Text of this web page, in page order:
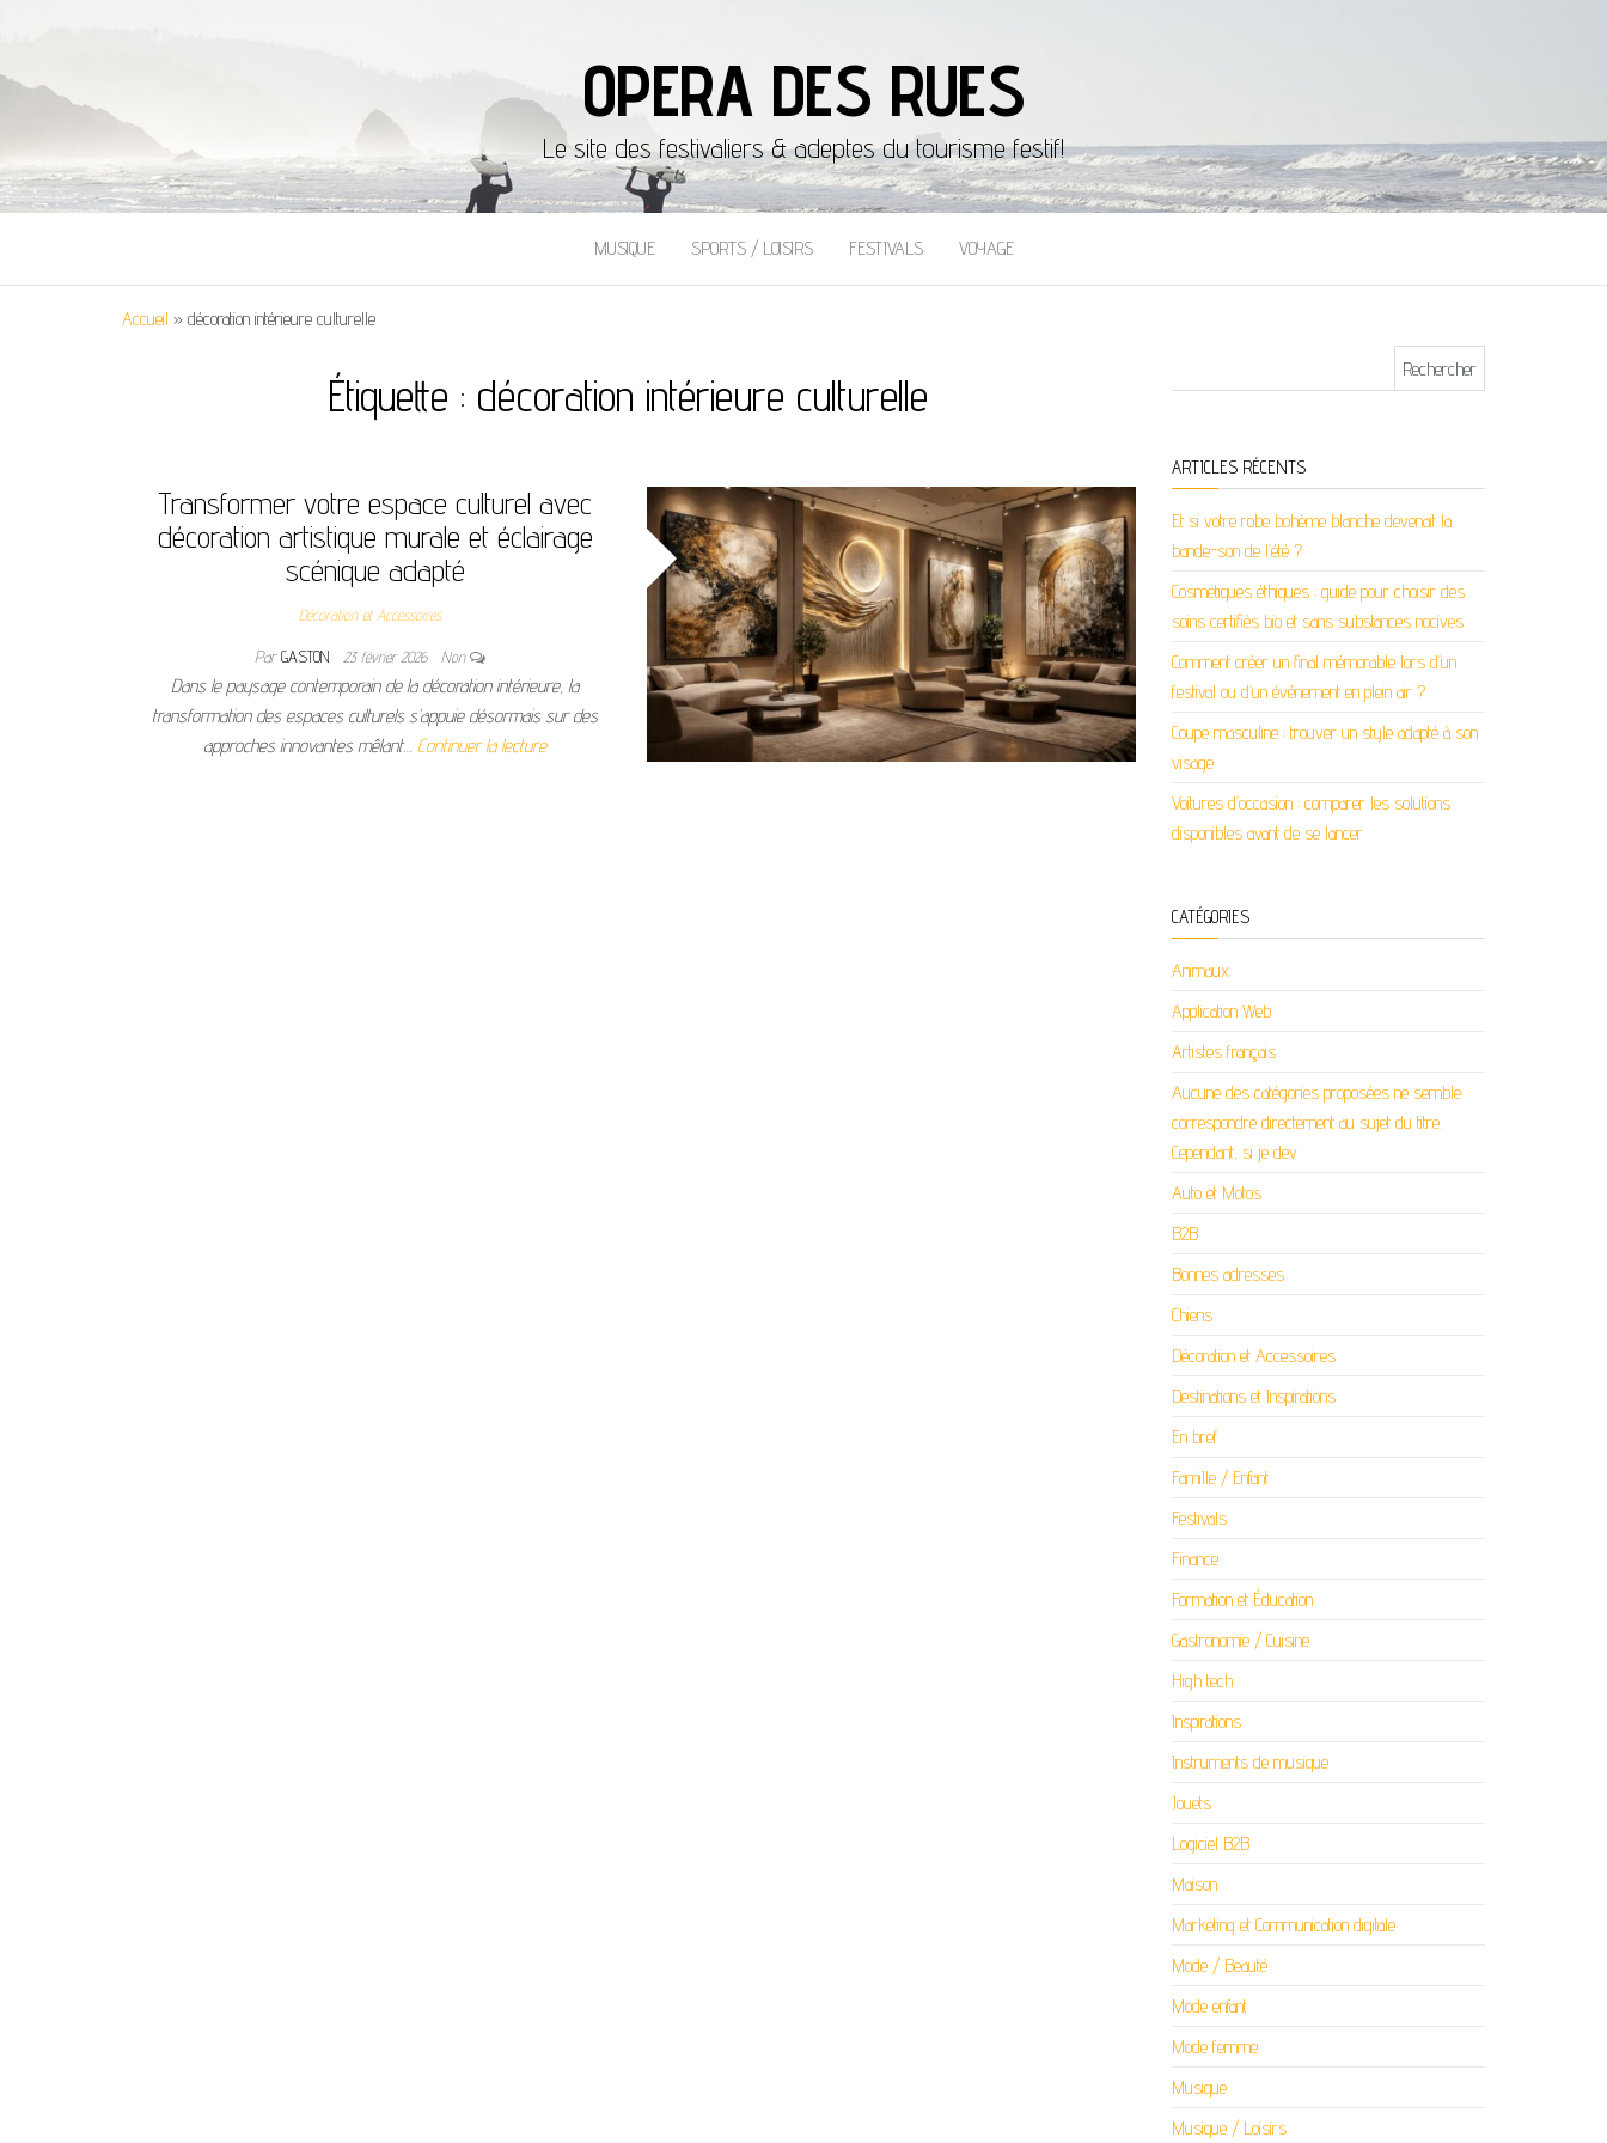
OPERA DES RUES
Le site des festivaliers & adeptes du tourisme festif!
MUSIQUE SPORTS / LOISIRS FESTIVALS VOYAGE
Accueil » décoration intérieure culturelle
Étiquette : décoration intérieure culturelle
Transformer votre espace culturel avec
décoration artistique murale et éclairage
scénique adapté
Décoration et Accessoires
ParGASTON 23 février 2026 Non
Dans le paysage contemporain de la décoration intérieure, la
transformation des espaces culturels s’appuie désormais sur des
approches innovantes mêlant… Continuer la lecture
ARTICLES RÉCENTS
Et si votre robe bohème blanche devenait la
bande-son de l’été ?
Cosmétiques éthiques : guide pour choisir des
soins certifiés bio et sans substances nocives
Comment créer un final mémorable lors d’un
festival ou d’un événement en plein air ?
Coupe masculine : trouver un style adapté à son
visage
Voitures d’occasion : comparer les solutions
disponibles avant de se lancer
CATÉGORIES
Animaux
Application Web
Artistes français
Aucune des catégories proposées ne semble
correspondre directement au sujet du titre.
Cependant, si je dev
Auto et Motos
B2B
Bonnes adresses
Chiens
Décoration et Accessoires
Destinations et Inspirations
En bref
Famille / Enfant
Festivals
Finance
Formation et Éducation
Gastronomie / Cuisine
High tech
Inspirations
Instruments de musique
Jouets
Logiciel B2B
Maison
Marketing et Communication digitale
Mode / Beauté
Mode enfant
Mode femme
Musique
Musique / Loisirs